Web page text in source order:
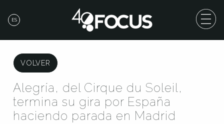
ES
VOLVER
Alegría, del Cirque du Soleil,
termina su gira por España
haciendo parada en Madrid